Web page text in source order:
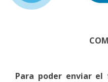
Para poder enviar